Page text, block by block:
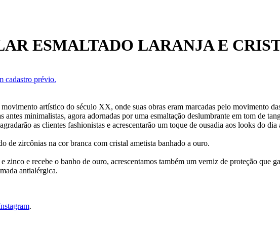
ESMALTADO LARANJA E
cadastro prévio.
artístico do século XX, onde suas obras eram marcadas pelo movimento
antes minimalistas, agora adornadas por uma esmaltação deslumbrante em tom de
as clientes fashionistas e acrescentarão um toque de ousadia aos looks do dia
de zircônias na cor branca com cristal ametista banhado a ouro.
zinco e recebe o banho de ouro, acrescentamos também um verniz de proteção que
antialérgica.
.